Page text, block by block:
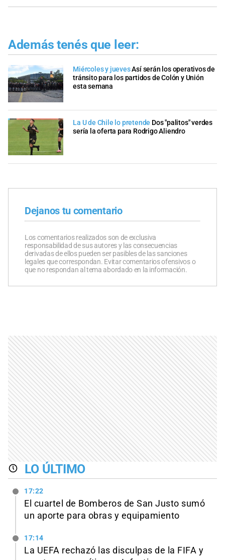
Además tenés que leer:
Miércoles y juevesAsí serán los operativos de
tránsito para los partidos de Colón y Unión
esta semana
La U de Chile lo pretende Dos "palitos" verdes
sería la oferta para Rodrigo Aliendro
Dejanos tu comentario
Los comentarios realizados son de exclusiva
responsabilidad de sus autores y las consecuencias
derivadas de ellos pueden ser pasibles de las sanciones
legales que correspondan. Evitar comentarios ofensivos o
que no respondan al tema abordado en la información.
LO ÚLTIMO
17:22
El cuartel de Bomberos de San Justo sumó
un aporte para obras y equipamiento
17:14
La UEFA rechazó las disculpas de la FIFA y